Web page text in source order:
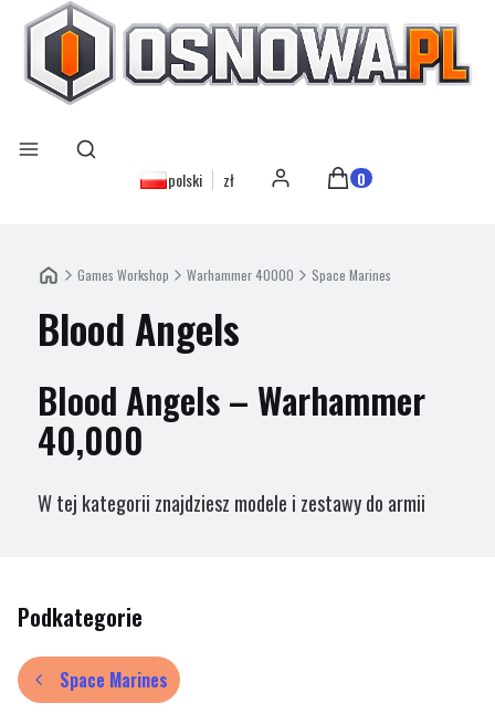
Menu Otwórz wyszukiwarkę
Szukaj
polski zł Zaloguj sięProdukty w koszyku:
Koszyk
Games Workshop Warhammer 40000 Space Marines
Blood Angels
Blood Angels – Warhammer
40,000
W tej kategorii znajdziesz modele i zestawy do armii
dziedzictwa Czarnej Furii i Czerwonego Głodu.
Podkategorie
Space Marines